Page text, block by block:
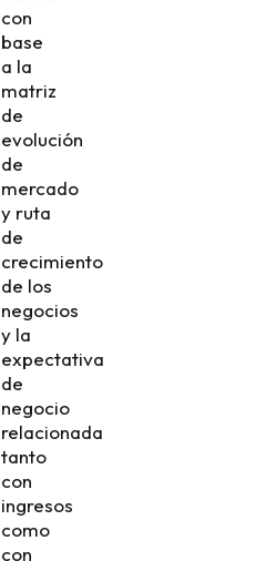
con
base
a la
matriz
de
evolución
de
mercado
y ruta
de
crecimiento
de los
negocios
y la
expectativa
de
negocio
relacionada
tanto
con
ingresos
como
con